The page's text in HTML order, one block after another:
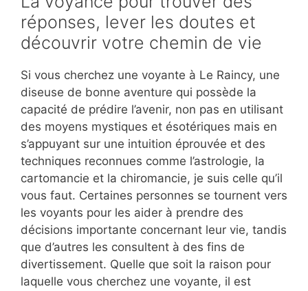
réponses, lever les doutes et
découvrir votre chemin de vie
Si vous cherchez une voyante à Le Raincy, une
diseuse de bonne aventure qui possède la
capacité de prédire l’avenir, non pas en utilisant
des moyens mystiques et ésotériques mais en
s’appuyant sur une intuition éprouvée et des
techniques reconnues comme l’astrologie, la
cartomancie et la chiromancie, je suis celle qu’il
vous faut. Certaines personnes se tournent vers
les voyants pour les aider à prendre des
décisions importante concernant leur vie, tandis
que d’autres les consultent à des fins de
divertissement. Quelle que soit la raison pour
laquelle vous cherchez une voyante, il est